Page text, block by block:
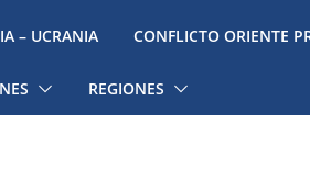
– UCRANIA CONFLICTO ORIENTE
REGIONES